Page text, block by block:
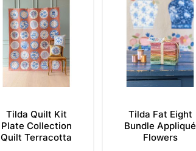
Tilda Quilt Kit
Plate Collection
Quilt Terracotta
Tilda Fat Eight
Bundle Appliqué
Flowers